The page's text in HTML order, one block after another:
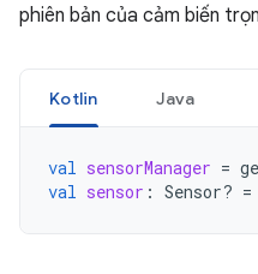
phiên bản của cảm biến
Kotlin Java
val sensorManager =
val sensor : Sensor? =